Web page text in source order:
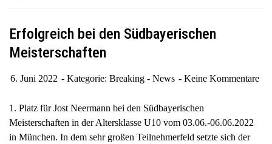
Erfolgreich bei den Südbayerischen
Meisterschaften
6. Juni 2022 Kategorie: Breaking - News Keine Kommentare
1. Platz für Jost Neermann bei den Südbayerischen
Meisterschaften in der Altersklasse U10 vom 03.06.-06.06.2022
in München. In dem sehr großen Teilnehmerfeld setzte sich der